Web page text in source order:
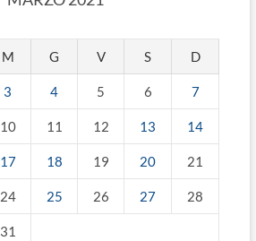
M G V S D
3 4 5 6 7
10 11 12 13 14
17 18 19 20 21
24 25 26 27 28
31